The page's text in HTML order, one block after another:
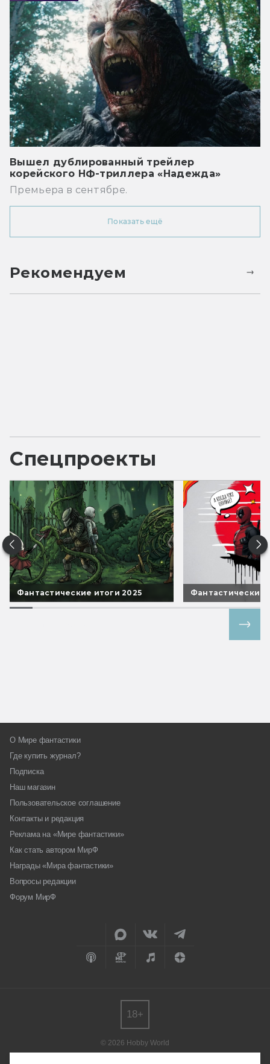
Вышел дублированный трейлер
корейского НФ-триллера «Надежда»
Премьера в сентябре.
Показать ещё
Рекомендуем
Спецпроекты
Фантастические итоги 2025 Фантастические
О Мире фантастики
Где купить журнал?
Подписка
Наш магазин
Пользовательское соглашение
Контакты и редакция
Реклама на «Мире фантастики»
Как стать автором МирФ
Награды «Мира фантастики»
Вопросы редакции
Форум МирФ
© 2026 Hobby World
18+